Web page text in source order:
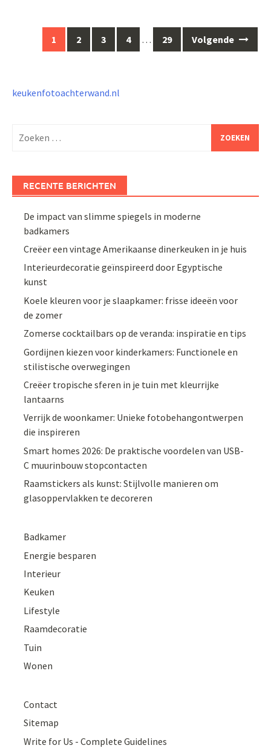
Berichten
navigatie
1 2 3 4 … 29 Volgende
keukenfotoachterwand.nl
naar:
RECENTE BERICHTEN
De impact van slimme spiegels in moderne
badkamers
Creëer een vintage Amerikaanse dinerkeuken in je huis
Interieurdecoratie geïnspireerd door Egyptische
kunst
Koele kleuren voor je slaapkamer: frisse ideeën voor
de zomer
Zomerse cocktailbars op de veranda: inspiratie en tips
Gordijnen kiezen voor kinderkamers: Functionele en
stilistische overwegingen
Creëer tropische sferen in je tuin met kleurrijke
lantaarns
Verrijk de woonkamer: Unieke fotobehangontwerpen
die inspireren
Smart homes 2026: De praktische voordelen van USB-
C muurinbouw stopcontacten
Raamstickers als kunst: Stijlvolle manieren om
glasoppervlakken te decoreren
Badkamer
Energie besparen
Interieur
Keuken
Lifestyle
Raamdecoratie
Tuin
Wonen
Contact
Sitemap
Write for Us - Complete Guidelines